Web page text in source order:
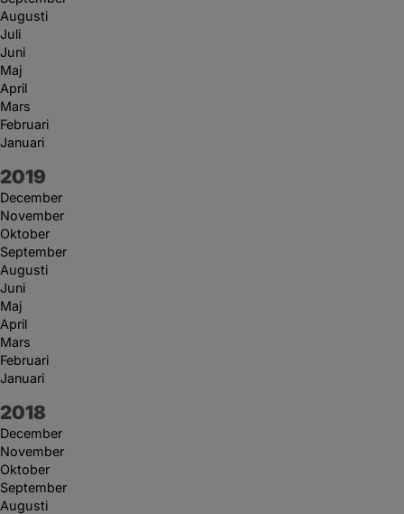
Augusti
Juli
Juni
Maj
April
Mars
Februari
Januari
År:
2019
December
November
Oktober
September
Augusti
Juni
Maj
April
Mars
Februari
Januari
År:
2018
December
November
Oktober
September
Augusti